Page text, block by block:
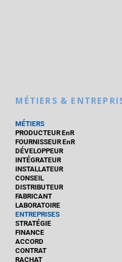
MÉTIERS &
MÉTIERS
PRODUCTEUR EnR
FOURNISSEUR EnR
DÉVELOPPEUR
INTÉGRATEUR
INSTALLATEUR
CONSEIL
DISTRIBUTEUR
FABRICANT
LABORATOIRE
ENTREPRISES
STRATÉGIE
FINANCE
ACCORD
CONTRAT
RACHAT